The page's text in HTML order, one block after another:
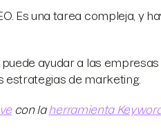
Es una tarea compleja, y
puede ayudar a las
estrategias de marketing.
con la herramienta